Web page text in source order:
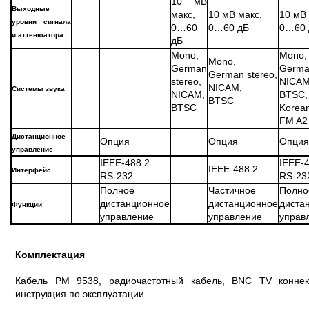
Выходные
уровни сигнала
и аттенюатора
макс,
0…60
дБ
10 мВ макс,
0…60 дБ
10 мВ
0…60
Системы звука
Mono,
German
stereo,
NICAM,
BTSC
Mono,
German stereo,
NICAM,
BTSC
Mono,
BTSC,
FM
Дистанционное
управление
Опция Опция Опция
Интерфейс
IEEE-488.2
RS-232
IEEE-488.2
IEEE-
RS-
Функции
Полное
дистанционное
управление
Частичное
дистанционное
управление
Комплектация
Кабель PM 9538, радиочастотный кабель, BNC TV
инструкция по эксплуатации.